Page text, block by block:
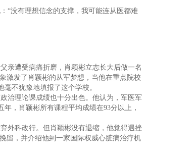
“没有理想信念的支撑，我可能连从医都难
亲遭受病痛折磨，肖颖彬立志长大后做一名
激发了肖颖彬的从军梦想，当他在重点院校
不犹豫地填报了这个学校。
治理论课成绩也十分出色。他认为，军医军
，肖颖彬所有课程平均成绩在93分以上，
外科改行。但肖颖彬没有退缩，他觉得遇挫
留，并介绍他到一家国际权威心脏病治疗机